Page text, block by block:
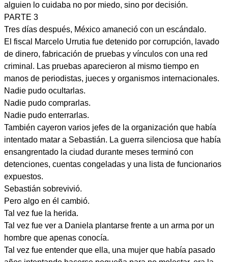
alguien lo cuidaba no por miedo, sino por decisión.
PARTE 3
Tres días después, México amaneció con un escándalo.
El fiscal Marcelo Urrutia fue detenido por corrupción, lavado
de dinero, fabricación de pruebas y vínculos con una red
criminal. Las pruebas aparecieron al mismo tiempo en
manos de periodistas, jueces y organismos internacionales.
Nadie pudo ocultarlas.
Nadie pudo comprarlas.
Nadie pudo enterrarlas.
También cayeron varios jefes de la organización que había
intentado matar a Sebastián. La guerra silenciosa que había
ensangrentado la ciudad durante meses terminó con
detenciones, cuentas congeladas y una lista de funcionarios
expuestos.
Sebastián sobrevivió.
Pero algo en él cambió.
Tal vez fue la herida.
Tal vez fue ver a Daniela plantarse frente a un arma por un
hombre que apenas conocía.
Tal vez fue entender que ella, una mujer que había pasado